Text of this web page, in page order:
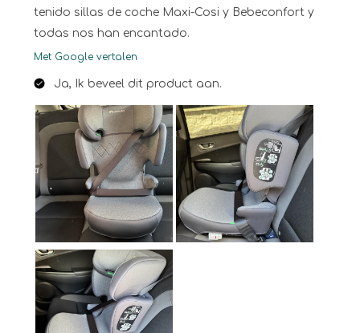
tenido sillas de coche Maxi-Cosi y Bebeconfort y
todas nos han encantado.
Met Google vertalen
Ja, Ik beveel dit product aan.